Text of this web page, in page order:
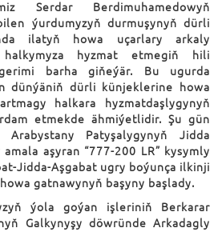
Serdar Berdimuhamedowyň
ýurdumyzyň durmuşynyň dürli
ilatyň howa uçarlary arkaly
hyzmat etmegiň hili
barha giňeýär. Bu ugurda
dünýäniň dürli künjeklerine howa
halkara hyzmatdaşlygynyň
etmekde ähmiýetlidir. Şu gün
Arabystany Patyşalygynyň Jidda
aşyran “777-200 LR” kysymly
Jidda-Aşgabat ugry boýunça ilkinji
gatnawynyň başyny başlady.
ýola goýan işleriniň Berkarar
Galkynyşy döwründe Arkadagly